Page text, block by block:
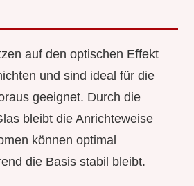
auf den optischen Effekt
und sind ideal für die
geeignet. Durch die
bleibt die Anrichteweise
können optimal
die Basis stabil bleibt.